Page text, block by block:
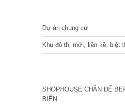
Dự án chung cư
Khu đô thị mới, liền kề, biệt
SHOPHOUSE CHÂN ĐẾ
BIÊN